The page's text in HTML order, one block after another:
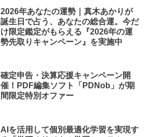
2026年あなたの運勢｜真木あかりが
誕生日で占う、あなたの総合運。今だ
け限定鑑定がもらえる『2026年の運
勢先取りキャンペーン』を実施中
確定申告・決算応援キャンペーン開
催！PDF編集ソフト「PDNob」が期
間限定特別オファー
AIを活用して個別最適化学習を実現す